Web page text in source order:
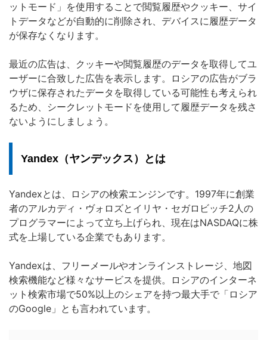
ットモード」を使用することで閲覧履歴やクッキー、サイ
トデータなどが自動的に削除され、デバイスに履歴データ
が保存なくなります。
最近の広告は、クッキーや閲覧履歴のデータを取得してユ
ーザーに合致した広告を表示します。ロシアの広告がブラ
ウザに保存されたデータを取得している可能性も考えられ
るため、シークレットモードを使用して履歴データを残さ
ないようにしましょう。
Yandex（ヤンデックス）とは
Yandexとは、ロシアの検索エンジンです。1997年に創業
者のアルカディ・ヴォロズとイリヤ・セガロビッチ2人の
プログラマーによって立ち上げられ、現在はNASDAQに株
式を上場している企業でもあります。
Yandexは、フリーメールやオンラインストレージ、地図
検索機能など様々なサービスを提供。ロシアのインターネ
ット検索市場で50%以上のシェアを持つ最大手で「ロシア
のGoogle」とも言われています。